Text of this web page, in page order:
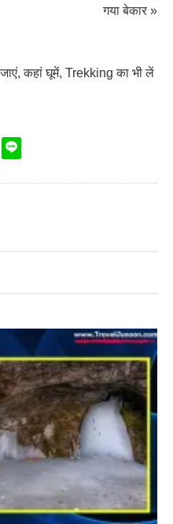
गया बेकार »
कहां घूमें, Trekking का भी लें